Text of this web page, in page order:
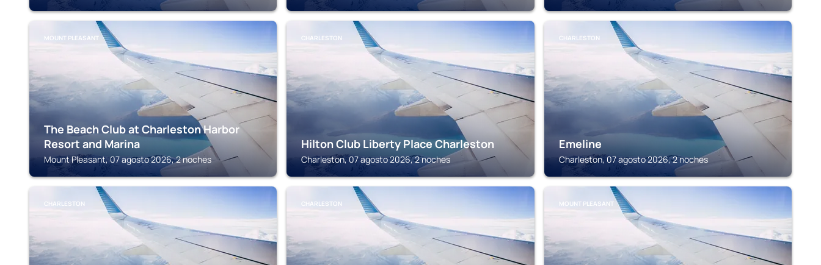
MOUNT PLEASANT
The Beach Club at Charleston Harbor
Resort and Marina
Mount Pleasant, 07 agosto 2026, 2 noches
CHARLESTON
Hilton Club Liberty Place Charleston
Charleston, 07 agosto 2026, 2 noches
CHARLESTON
Emeline
Charleston, 07 agosto 2026, 2 noches
CHARLESTON CHARLESTON MOUNT PLEASANT